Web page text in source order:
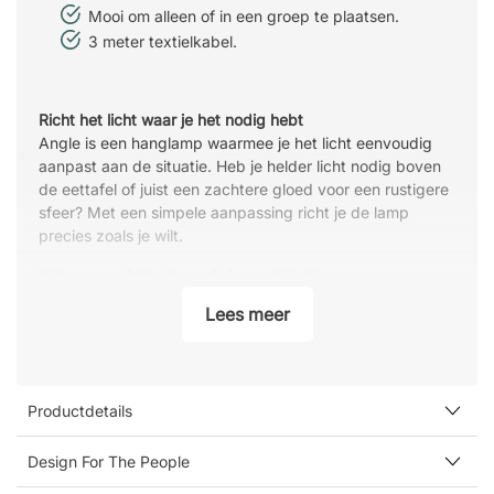
Mooi om alleen of in een groep te plaatsen.
3 meter textielkabel.
Richt het licht waar je het nodig hebt
Angle is een hanglamp waarmee je het licht eenvoudig
aanpast aan de situatie. Heb je helder licht nodig boven
de eettafel of juist een zachtere gloed voor een rustigere
sfeer? Met een simpele aanpassing richt je de lamp
precies zoals je wilt.
tafel, maar komt echt tot zijn recht wanneer je er
Materialen en design die lang meegaan
De matte afwerking geeft een strak en modern uiterlijk
Lees meer
Productdetails
Design For The People